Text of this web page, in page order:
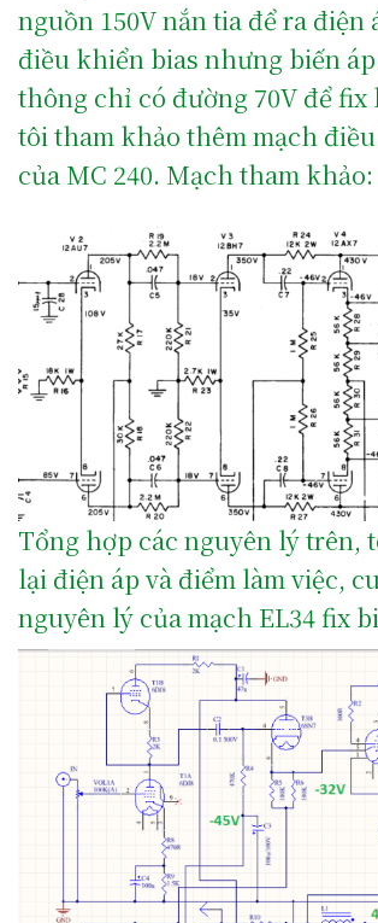
nguồn 150V nắn tia để ra điện
điều khiển bias nhưng biến
thông chỉ có đường 70V để fix
tôi tham khảo thêm mạch
của MC 240. Mạch tham khảo:
Tổng hợp các nguyên lý trên,
lại điện áp và điểm làm việc,
nguyên lý của mạch EL34 fix